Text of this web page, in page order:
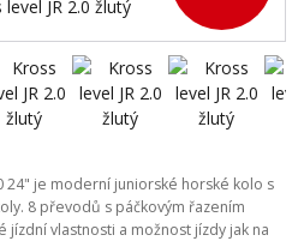
24" je moderní juniorské horské kolo s
8 převodů s páčkovým řazením
jízdní vlastnosti a možnost jízdy jak na